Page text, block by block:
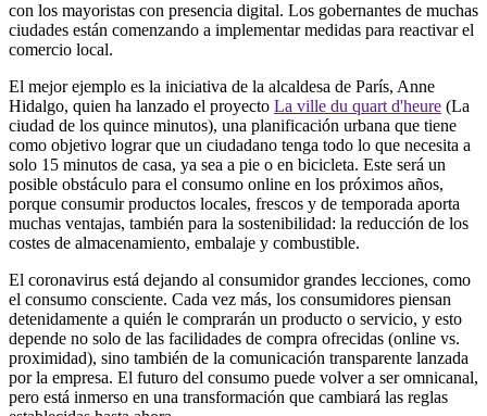
con los mayoristas con presencia digital. Los gobernantes de muchas
ciudades están comenzando a implementar medidas para reactivar el
comercio local.
El mejor ejemplo es la iniciativa de la alcaldesa de París, Anne
Hidalgo, quien ha lanzado el proyecto La ville du quart d'heure (La
ciudad de los quince minutos), una planificación urbana que tiene
como objetivo lograr que un ciudadano tenga todo lo que necesita a
solo 15 minutos de casa, ya sea a pie o en bicicleta. Este será un
posible obstáculo para el consumo online en los próximos años,
porque consumir productos locales, frescos y de temporada aporta
muchas ventajas, también para la sostenibilidad: la reducción de los
costes de almacenamiento, embalaje y combustible.
El coronavirus está dejando al consumidor grandes lecciones, como
el consumo consciente. Cada vez más, los consumidores piensan
detenidamente a quién le comprarán un producto o servicio, y esto
depende no solo de las facilidades de compra ofrecidas (online vs.
proximidad), sino también de la comunicación transparente lanzada
por la empresa. El futuro del consumo puede volver a ser omnicanal,
pero está inmerso en una transformación que cambiará las reglas